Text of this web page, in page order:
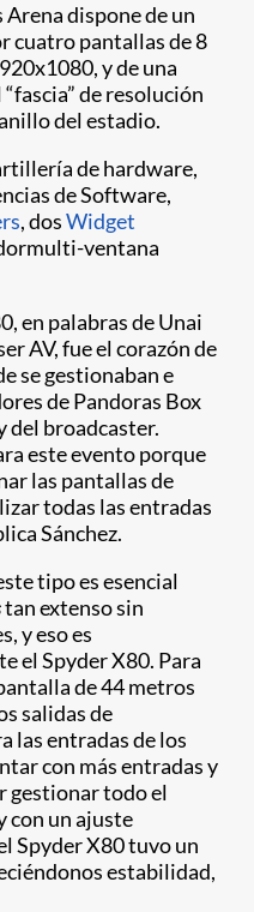
dispone de un
cuatro pantallas de 8
y de una
de resolución
del estadio.
de hardware,
de Software,
, dosWidget
ventana
en palabras de Unai
AV, fue el corazón de
se gestionaban e
de Pandoras Box
del broadcaster.
este evento porque
las pantallas de
todas las entradas
Sánchez.
tipo es esencial
tan extenso sin
y eso es
el Spyder X80. Para
de 44 metros
salidas de
las entradas de los
con más entradas y
gestionar todo el
con un ajuste
Spyder X80 tuvo un
estabilidad,